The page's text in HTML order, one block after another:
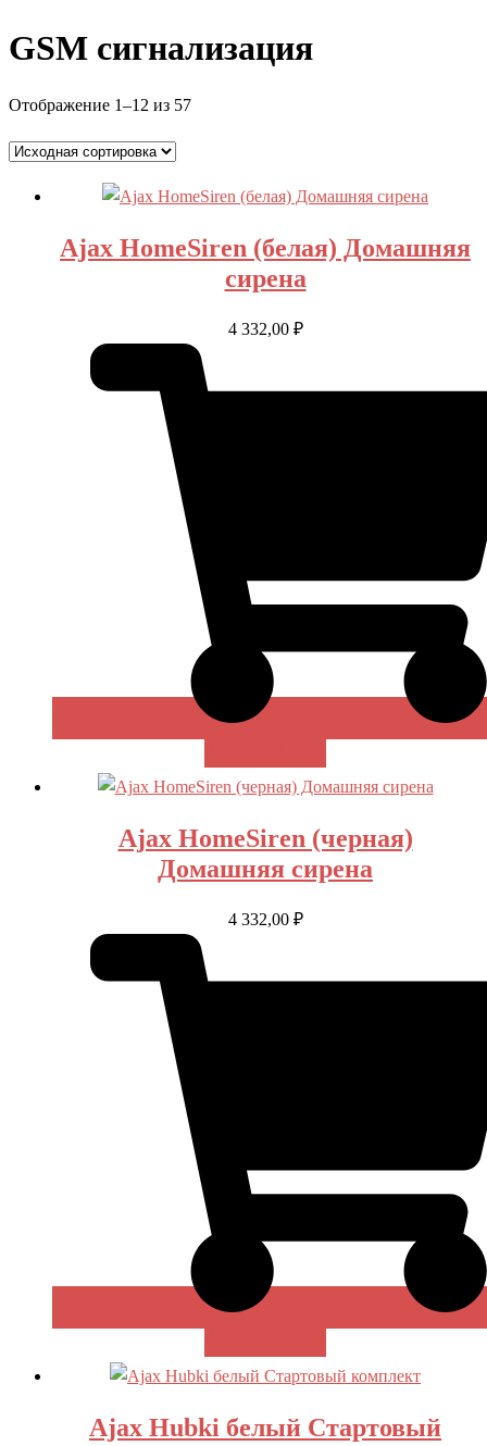
GSM сигнализация
Отображение 1–12 из 57
Ajax HomeSiren (белая) Домашняя
сирена
4 332,00 ₽
Ajax HomeSiren (черная)
Домашняя сирена
4 332,00 ₽
Ajax Hubki белый Стартовый